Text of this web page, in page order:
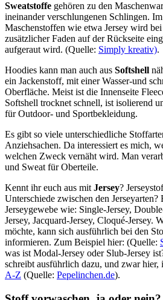
Sweatstoffe gehören zu den
ineinander verschlungenen Schlingen.
Maschenstoffen wie etwa Jersey wird
zusätzlicher Faden auf der Rückseite
aufgeraut wird. (Quelle: Simply kreativ).
Hoodies kann man auch aus Softshell
ein Jackenstoff, mit einer Wasser-und
Oberfläche. Meist ist die Innenseite
Softshell trocknet schnell, ist isolierend
für Outdoor- und Sportbekleidung.
Es gibt so viele unterschiedliche
Anziehsachen. Da interessiert es mich,
welchen Zweck vernäht wird. Man
und Sweat für Oberteile.
Kennt ihr euch aus mit Jersey?
Unterschiede zwischen den
Jerseygewebe wie: Single-Jersey,
Jersey, Jacquard-Jersey, Cloqué-Jersey.
möchte, kann sich ausführlich bei den
informieren. Zum Beispiel hier: (Quelle:
was ist Modal-Jersey oder Slub-Jersey
schreibt ausführlich dazu, und zwar hier,
A-Z (Quelle: Pepelinchen.de).